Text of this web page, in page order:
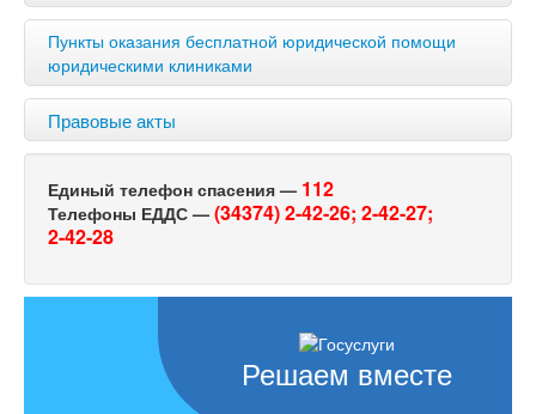
Пункты оказания бесплатной юридической помощи
юридическими клиниками
Правовые акты
Единый телефон спасения — 112
Телефоны ЕДДС — (34374) 2-42-26; 2-42-27;
2-42-28
Решаем вместе